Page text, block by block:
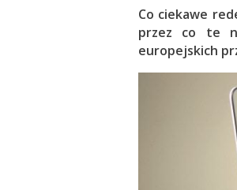
Co ciekawe
przez co te
europejskich